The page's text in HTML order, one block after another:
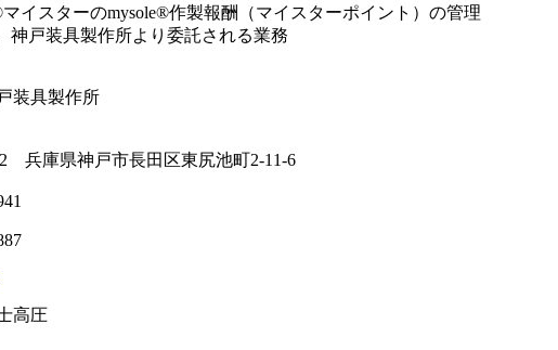
マイスターのmysole®作製報酬（マイスターポイント）の管理
神戸装具製作所より委託される業務
装具製作所
兵庫県神戸市長田区東尻池町2-11-6
高圧